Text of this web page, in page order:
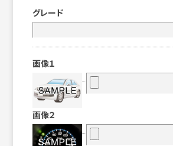
グレード
画像１
画像２